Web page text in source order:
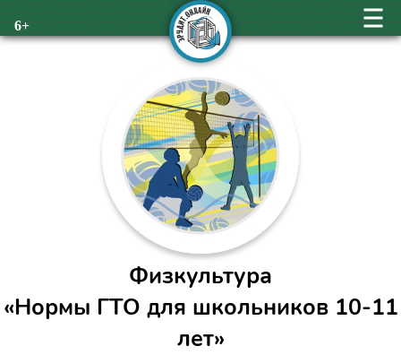
6+
Физкультура
«Нормы ГТО для школьников 10-11
лет»